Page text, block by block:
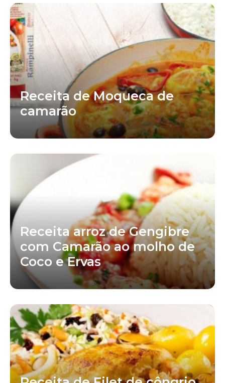
Receita de Moqueca de
camarão
Receita arroz de Gengibre
com Camarão ao molho de
Coco e Ervas